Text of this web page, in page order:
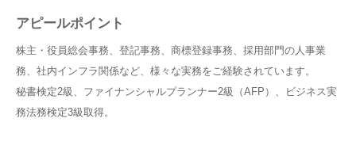
アピールポイント
株主・役員総会事務、登記事務、商標登録事務、採用部門の人事業
務、社内インフラ関係など、様々な実務をご経験されています。
秘書検定2級、ファイナンシャルプランナー2級（AFP）、ビジネス実
務法務検定3級取得。